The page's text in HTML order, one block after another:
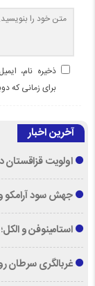
ذخیره نام،
برای زمانی که
آخرین اخبار
اولویت
جهش سود آرامکو
استامینوفن و
غربالگری سرطان روده